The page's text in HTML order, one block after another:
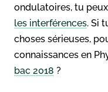
ondulatoires, tu
les interférences. Si
choses sérieuses,
connaissances en
bac 2018 ?